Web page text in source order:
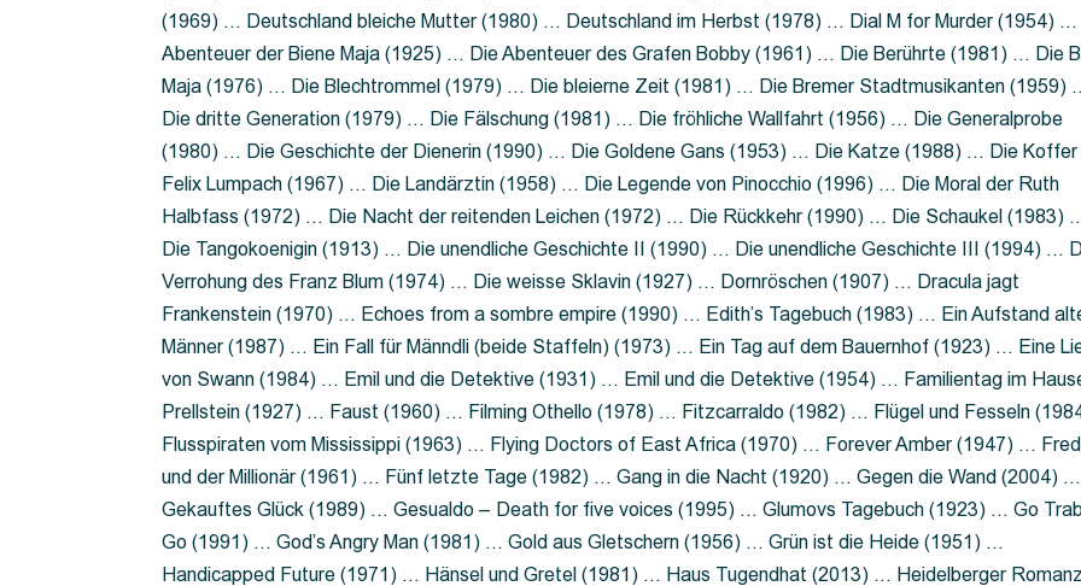
(1969) … Deutschland bleiche Mutter (1980) … Deutschland im Herbst (1978) … Dial M for Murder (1954) …
Abenteuer der Biene Maja (1925) … Die Abenteuer des Grafen Bobby (1961) … Die Berührte (1981) … Die
Maja (1976) … Die Blechtrommel (1979) … Die bleierne Zeit (1981) … Die Bremer Stadtmusikanten (1959)
Die dritte Generation (1979) … Die Fälschung (1981) … Die fröhliche Wallfahrt (1956) … Die Generalprobe
(1980) … Die Geschichte der Dienerin (1990) … Die Goldene Gans (1953) … Die Katze (1988) … Die Koffer
Felix Lumpach (1967) … Die Landärztin (1958) … Die Legende von Pinocchio (1996) … Die Moral der Ruth
Halbfass (1972) … Die Nacht der reitenden Leichen (1972) … Die Rückkehr (1990) … Die Schaukel (1983)
Die Tangokoenigin (1913) … Die unendliche Geschichte II (1990) … Die unendliche Geschichte III (1994) …
Verrohung des Franz Blum (1974) … Die weisse Sklavin (1927) … Dornröschen (1907) … Dracula jagt
Frankenstein (1970) … Echoes from a sombre empire (1990) … Edith’s Tagebuch (1983) … Ein Aufstand
Männer (1987) … Ein Fall für Männdli (beide Staffeln) (1973) … Ein Tag auf dem Bauernhof (1923) … Eine
von Swann (1984) … Emil und die Detektive (1931) … Emil und die Detektive (1954) … Familientag im
Prellstein (1927) … Faust (1960) … Filming Othello (1978) … Fitzcarraldo (1982) … Flügel und Fesseln
Flusspiraten vom Mississippi (1963) … Flying Doctors of East Africa (1970) … Forever Amber (1947) …
und der Millionär (1961) … Fünf letzte Tage (1982) … Gang in die Nacht (1920) … Gegen die Wand (2004) …
Gekauftes Glück (1989) … Gesualdo – Death for five voices (1995) … Glumovs Tagebuch (1923) … Go
Go (1991) … God’s Angry Man (1981) … Gold aus Gletschern (1956) … Grün ist die Heide (1951) …
Handicapped Future (1971) … Hänsel und Gretel (1981) … Haus Tugendhat (2013) … Heidelberger